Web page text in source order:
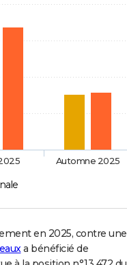
Automne 2025
en 2025, contre une
a bénéficié de